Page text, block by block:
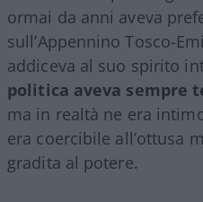
ormai da anni aveva
sull’Appennino Tosco-
addiceva al suo spirito
politica aveva sempre
ma in realtà ne era
era coercibile all’ottusa
gradita al potere.